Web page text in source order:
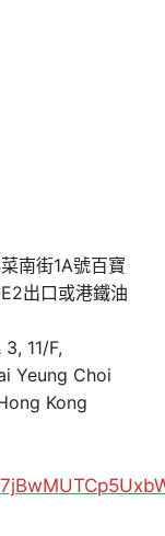
南街1A號百寶
出口或港鐵油
11/F,
Yeung Choi
Kong